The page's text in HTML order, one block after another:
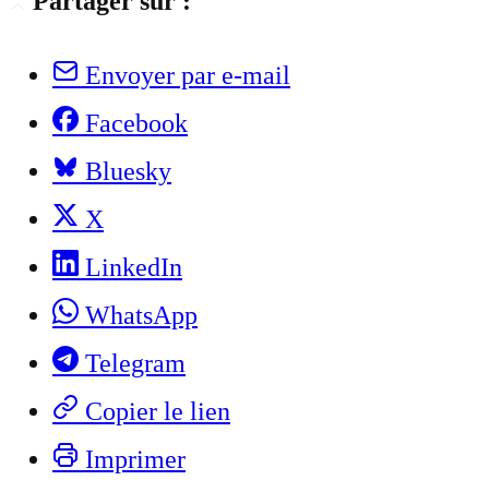
Envoyer par e-mail
Facebook
Bluesky
X
LinkedIn
WhatsApp
Telegram
Copier le lien
Imprimer